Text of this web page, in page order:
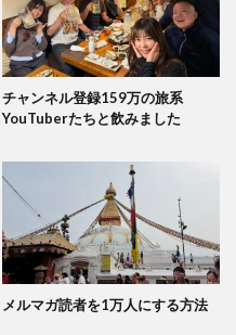
チャンネル登録159万の旅系
YouTuberたちと飲みました
メルマガ読者を1万人にする方法